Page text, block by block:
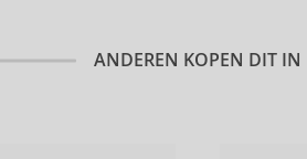
ANDEREN KOPEN DIT IN